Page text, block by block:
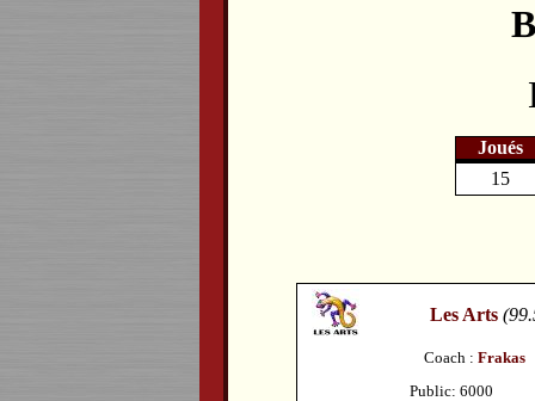
Joués
15
Les Arts
Coach : Frakas
Public: 6000